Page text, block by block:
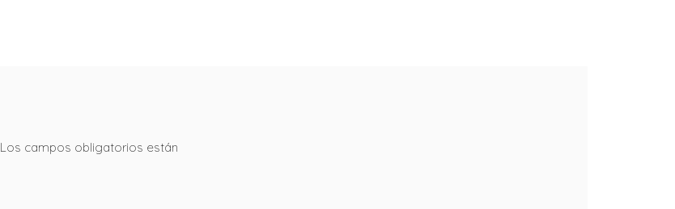
Los campos obligatorios están